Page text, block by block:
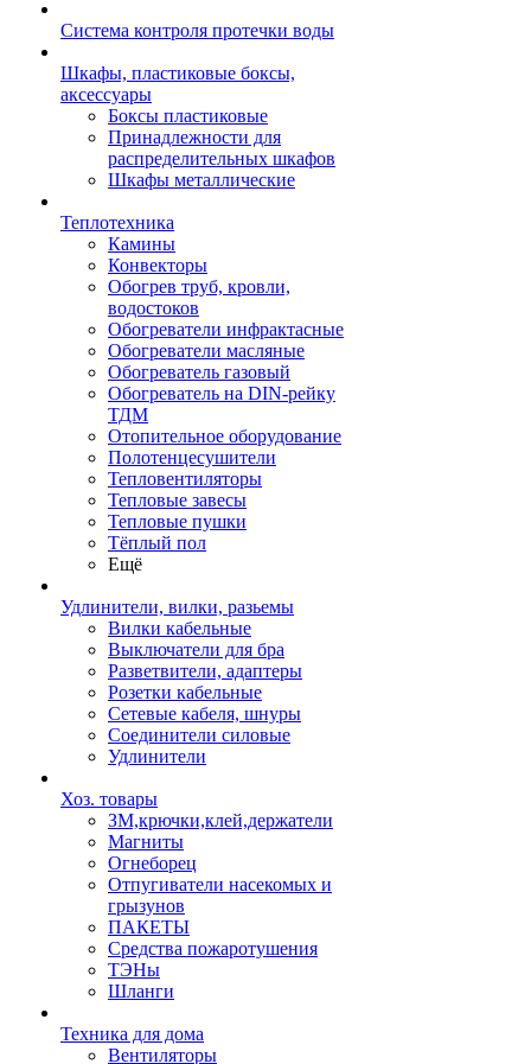
Система контроля протечки воды
Шкафы, пластиковые боксы,
аксессуары
Боксы пластиковые
Принадлежности для
распределительных шкафов
Шкафы металлические
Теплотехника
Камины
Конвекторы
Обогрев труб, кровли,
водостоков
Обогреватели инфрактасные
Обогреватели масляные
Обогреватель газовый
Обогреватель на DIN-рейку
ТДМ
Отопительное оборудование
Полотенцесушители
Тепловентиляторы
Тепловые завесы
Тепловые пушки
Тёплый пол
Ещё
Удлинители, вилки, разьемы
Вилки кабельные
Выключатели для бра
Разветвители, адаптеры
Розетки кабельные
Сетевые кабеля, шнуры
Соединители силовые
Удлинители
Хоз. товары
ЗМ,крючки,клей,держатели
Магниты
Огнеборец
Отпугиватели насекомых и
грызунов
ПАКЕТЫ
Средства пожаротушения
ТЭНы
Шланги
Техника для дома
Вентиляторы